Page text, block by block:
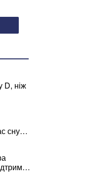
D, ніж
сну